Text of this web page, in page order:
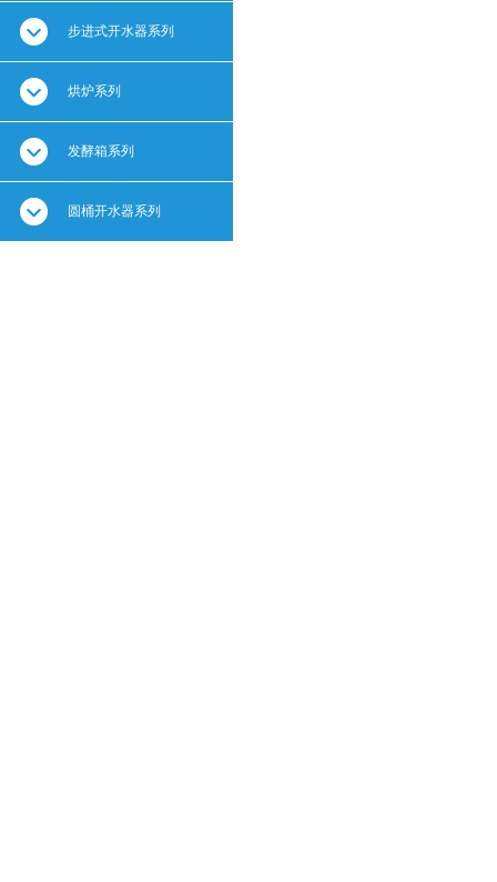
步进式开水器系列
烘炉系列
发酵箱系列
圆桶开水器系列